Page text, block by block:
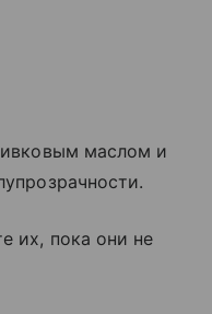
маслом и
их, пока они не